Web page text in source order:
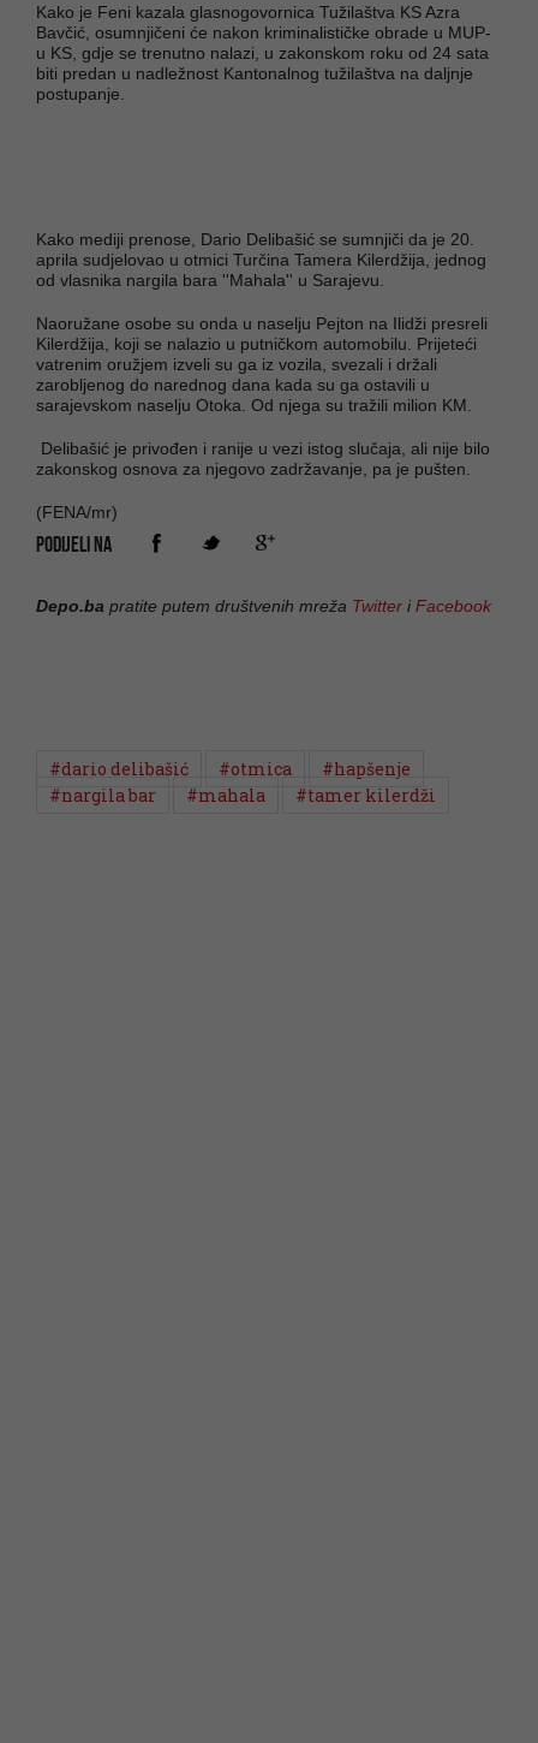
Kako je Feni kazala glasnogovornica Tužilaštva KS Azra
Bavčić, osumnjičeni će nakon kriminalističke obrade u MUP-
u KS, gdje se trenutno nalazi, u zakonskom roku od 24 sata
biti predan u nadležnost Kantonalnog tužilaštva na daljnje
postupanje.
Kako mediji prenose, Dario Delibašić se sumnjiči da je 20.
aprila sudjelovao u otmici Turčina Tamera Kilerdžija, jednog
od vlasnika nargila bara ''Mahala'' u Sarajevu.
Naoružane osobe su onda u naselju Pejton na Ilidži presreli
Kilerdžija, koji se nalazio u putničkom automobilu. Prijeteći
vatrenim oružjem izveli su ga iz vozila, svezali i držali
zarobljenog do narednog dana kada su ga ostavili u
sarajevskom naselju Otoka. Od njega su tražili milion KM.
Delibašić je privođen i ranije u vezi istog slučaja, ali nije bilo
zakonskog osnova za njegovo zadržavanje, pa je pušten.
(FENA/mr)
PODIJELI NA
Depo.ba pratite putem društvenih mreža Twitter iFacebook
#dario delibašić #otmica
#hapšenje
#nargila bar
#mahala #tamer kilerdži